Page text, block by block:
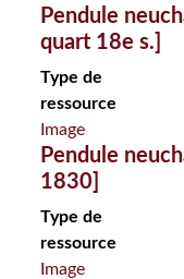
Pendule
quart 18e s.]
Type de
ressource
Image
Pendule
1830]
Type de
ressource
Image